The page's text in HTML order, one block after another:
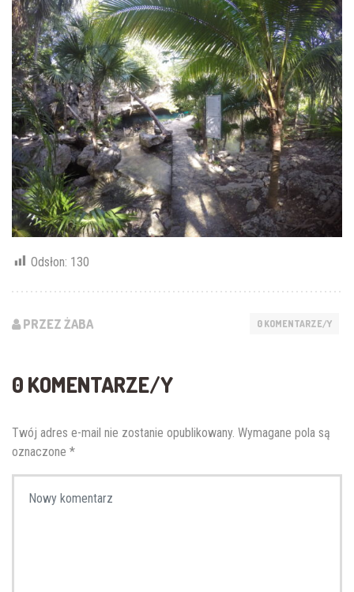
Odsłon: 130
PRZEZ ŻABA 0 KOMENTARZE/Y
0 KOMENTARZE/Y
Twój adres e-mail nie zostanie opublikowany. Wymagane pola są
oznaczone *